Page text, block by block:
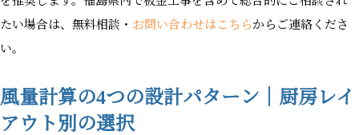
たい場合は、無料相談・ お問い合わせはこちらからご連絡くださ
い。
風量計算の4つの設計パターン｜厨房レイ
アウト別の選択